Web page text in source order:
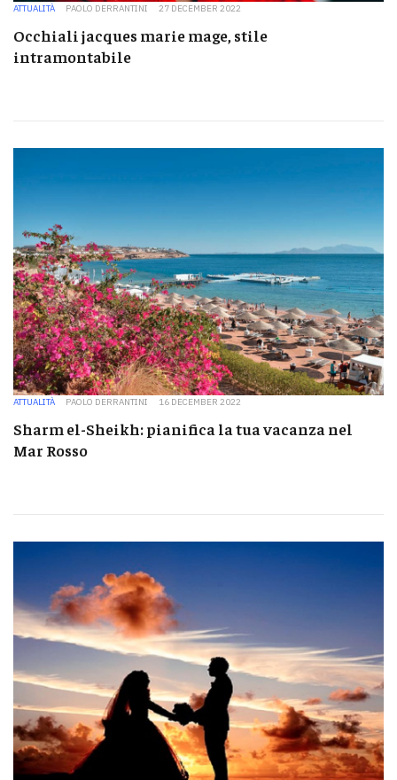
ATTUALITÀ PAOLO DERRANTINI 27 DECEMBER 2022
Occhiali jacques marie mage, stile
intramontabile
ATTUALITÀ PAOLO DERRANTINI 16 DECEMBER 2022
Sharm el-Sheikh: pianifica la tua vacanza nel
Mar Rosso